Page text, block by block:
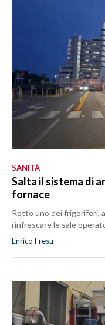
SANITÀ
Salta il sistema di
fornace
Rotto uno dei frigoriferi,
rinfrescare le sale
Enrico Fresu